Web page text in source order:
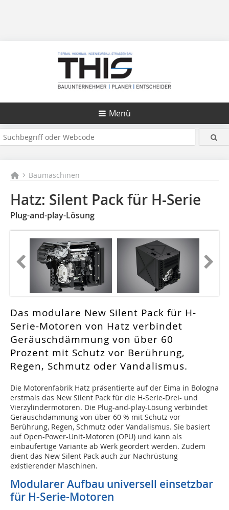
Menü
Baumaschinen
Hatz: Silent Pack für H-Serie
Plug-and-play-Lösung
Das modulare New Silent Pack für H-
Serie-Motoren von Hatz verbindet
Geräuschdämmung von über 60
Prozent mit Schutz vor Berührung,
Regen, Schmutz oder Vandalismus.
Die Motorenfabrik Hatz präsentierte auf der Eima in Bologna
erstmals das New Silent Pack für die H-Serie-Drei- und
Vierzylindermotoren. Die Plug-and-play-Lösung verbindet
Geräuschdämmung von über 60 % mit Schutz vor
Berührung, Regen, Schmutz oder Vandalismus. Sie basiert
auf Open-Power-Unit-Motoren (OPU) und kann als
einbaufertige Variante ab Werk geordert werden. Zudem
dient das New Silent Pack auch zur Nachrüstung
existierender Maschinen.
Modularer Aufbau universell einsetzbar
für H-Serie-Motoren